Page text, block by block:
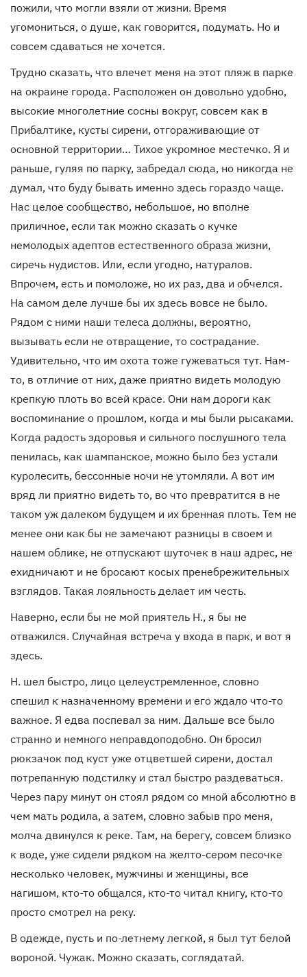
пожили, что могли взяли от жизни. Время
угомониться, о душе, как говорится, подумать. Но и
совсем сдаваться не хочется.
Трудно сказать, что влечет меня на этот пляж в парке
на окраине города. Расположен он довольно удобно,
высокие многолетние сосны вокруг, совсем как в
Прибалтике, кусты сирени, отгораживающие от
основной территории… Тихое укромное местечко. Я и
раньше, гуляя по парку, забредал сюда, но никогда не
думал, что буду бывать именно здесь гораздо чаще.
Нас целое сообщество, небольшое, но вполне
приличное, если так можно сказать о кучке
немолодых адептов естественного образа жизни,
сиречь нудистов. Или, если угодно, натуралов.
Впрочем, есть и помоложе, но их раз, два и обчелся.
На самом деле лучше бы их здесь вовсе не было.
Рядом с ними наши телеса должны, вероятно,
вызывать если не отвращение, то сострадание.
Удивительно, что им охота тоже гужеваться тут. Нам-
то, в отличие от них, даже приятно видеть молодую
крепкую плоть во всей красе. Они нам дороги как
воспоминание о прошлом, когда и мы были рысаками.
Когда радость здоровья и сильного послушного тела
пенилась, как шампанское, можно было без устали
куролесить, бессонные ночи не утомляли. А вот им
вряд ли приятно видеть то, во что превратится в не
таком уж далеком будущем и их бренная плоть. Тем не
менее они как бы не замечают разницы в своем и
нашем облике, не отпускают шуточек в наш адрес, не
ехидничают и не бросают косых пренебрежительных
взглядов. Такая лояльность делает им честь.
Наверно, если бы не мой приятель Н., я бы не
отважился. Случайная встреча у входа в парк, и вот я
здесь.
Н. шел быстро, лицо целеустремленное, словно
спешил к назначенному времени и его ждало что-то
важное. Я едва поспевал за ним. Дальше все было
странно и немного неправдоподобно. Он бросил
рюкзачок под куст уже отцветшей сирени, достал
потрепанную подстилку и стал быстро раздеваться.
Через пару минут он стоял рядом со мной абсолютно в
чем мать родила, а затем, словно забыв про меня,
молча двинулся к реке. Там, на берегу, совсем близко
к воде, уже сидели рядком на желто-сером песочке
несколько человек, мужчины и женщины, все
нагишом, кто-то общался, кто-то читал книгу, кто-то
просто смотрел на реку.
В одежде, пусть и по-летнему легкой, я был тут белой
вороной. Чужак. Можно сказать, соглядатай.